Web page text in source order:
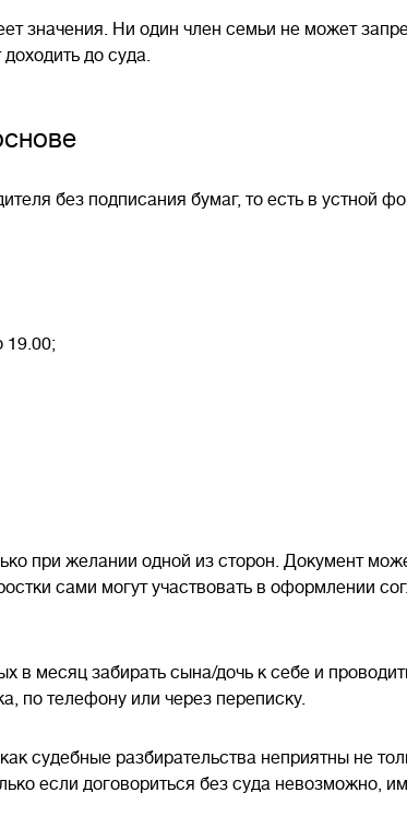
значения. Ни один член семьи не может
до суда.
без подписания бумаг, то есть в устной
19.00;
при желании одной из сторон. Документ
сами могут участвовать в оформлении
в месяц забирать сына/дочь к себе и
по телефону или через переписку.
судебные разбирательства неприятны не
если договориться без суда невозможно,